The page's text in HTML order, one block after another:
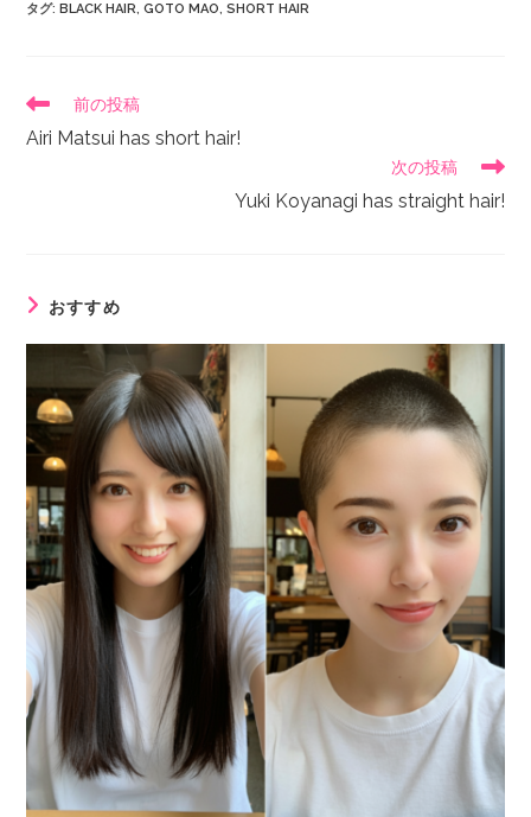
タグ: BLACK HAIR, GOTO MAO, SHORT HAIR
前の投稿
Airi Matsui has short hair!
次の投稿
Yuki Koyanagi has straight hair!
おすすめ